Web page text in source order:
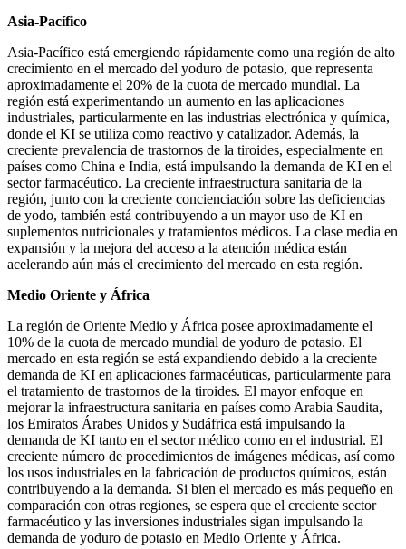
Asia-Pacífico
Asia-Pacífico está emergiendo rápidamente como una región de alto
crecimiento en el mercado del yoduro de potasio, que representa
aproximadamente el 20% de la cuota de mercado mundial. La
región está experimentando un aumento en las aplicaciones
industriales, particularmente en las industrias electrónica y química,
donde el KI se utiliza como reactivo y catalizador. Además, la
creciente prevalencia de trastornos de la tiroides, especialmente en
países como China e India, está impulsando la demanda de KI en el
sector farmacéutico. La creciente infraestructura sanitaria de la
región, junto con la creciente concienciación sobre las deficiencias
de yodo, también está contribuyendo a un mayor uso de KI en
suplementos nutricionales y tratamientos médicos. La clase media en
expansión y la mejora del acceso a la atención médica están
acelerando aún más el crecimiento del mercado en esta región.
Medio Oriente y África
La región de Oriente Medio y África posee aproximadamente el
10% de la cuota de mercado mundial de yoduro de potasio. El
mercado en esta región se está expandiendo debido a la creciente
demanda de KI en aplicaciones farmacéuticas, particularmente para
el tratamiento de trastornos de la tiroides. El mayor enfoque en
mejorar la infraestructura sanitaria en países como Arabia Saudita,
los Emiratos Árabes Unidos y Sudáfrica está impulsando la
demanda de KI tanto en el sector médico como en el industrial. El
creciente número de procedimientos de imágenes médicas, así como
los usos industriales en la fabricación de productos químicos, están
contribuyendo a la demanda. Si bien el mercado es más pequeño en
comparación con otras regiones, se espera que el creciente sector
farmacéutico y las inversiones industriales sigan impulsando la
demanda de yoduro de potasio en Medio Oriente y África.